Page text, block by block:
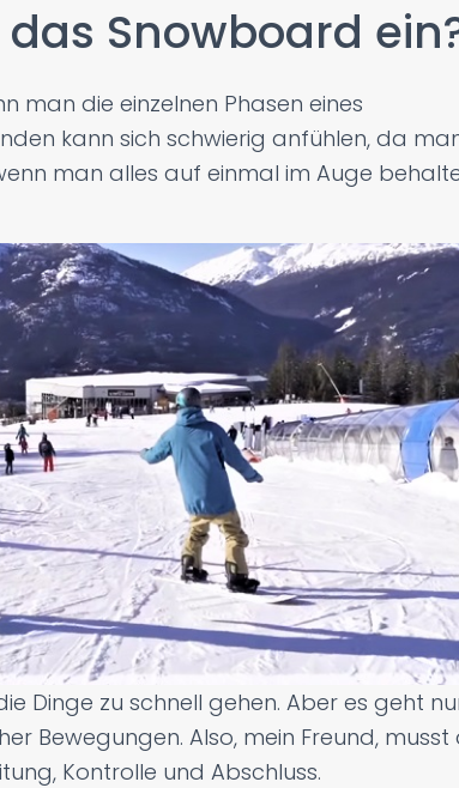
Snowboard
man die einzelnen Phasen eines
kann sich schwierig anfühlen, da
man alles auf einmal im Auge
Dinge zu schnell gehen. Aber es geht
Bewegungen. Also, mein Freund, musst
Kontrolle und Abschluss.